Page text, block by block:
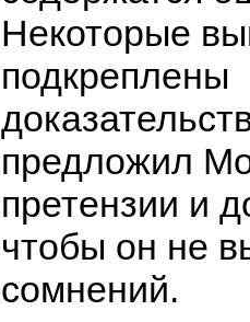
Некоторые
подкреплены
предложил
претензии и
чтобы он не
сомнений.